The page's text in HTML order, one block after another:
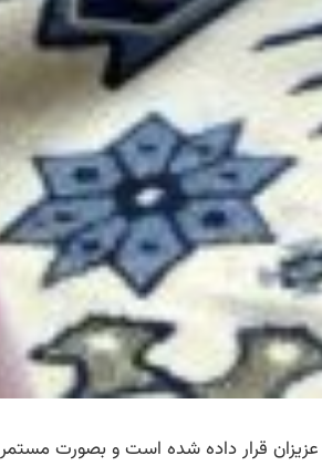
عزیزان قرار داده شده است و بصورت